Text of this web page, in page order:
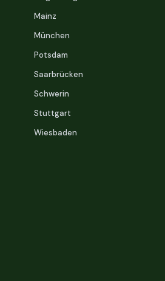
Mainz
München
Potsdam
Saarbrücken
Schwerin
Stuttgart
Wiesbaden